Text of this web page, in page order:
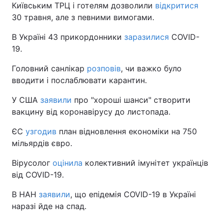
Київським ТРЦ і готелям дозволили відкритися
30 травня, але з певними вимогами.
В Україні 43 прикордонники заразилися COVID-
19.
Головний санлікар розповів, чи важко було
вводити і послаблювати карантин.
У США заявили про "хороші шанси" створити
вакцину від коронавірусу до листопада.
ЄС узгодив план відновлення економіки на 750
мільярдів євро.
Вірусолог оцінила колективний імунітет українців
від COVID-19.
В НАН заявили, що епідемія COVID-19 в Україні
наразі йде на спад.